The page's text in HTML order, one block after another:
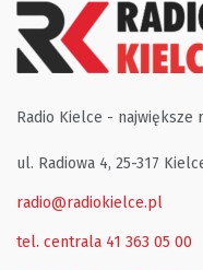
Radio Kielce - największe
ul. Radiowa 4, 25-317
radio@radiokielce.pl
tel. centrala 41 363 05 00